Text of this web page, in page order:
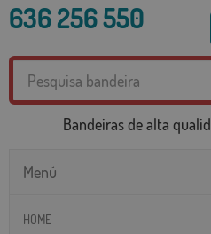
636 256 550
Bandeiras de alta
Menú
HOME